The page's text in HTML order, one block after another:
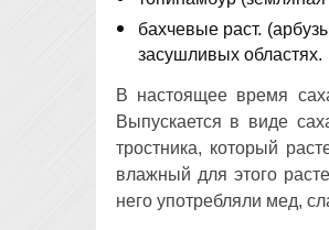
бахчевые раст.
засушливых областях.
В настоящее время
Выпускается в виде
тростника, который
влажный для этого
него употребляли мед,